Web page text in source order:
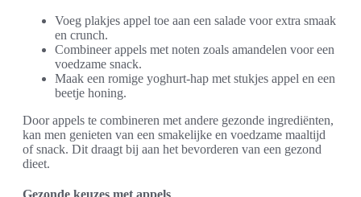
Voeg plakjes appel toe aan een salade voor extra smaak
en crunch.
Combineer appels met noten zoals amandelen voor een
voedzame snack.
Maak een romige yoghurt-hap met stukjes appel en een
beetje honing.
Door appels te combineren met andere gezonde ingrediënten,
kan men genieten van een smakelijke en voedzame maaltijd
of snack. Dit draagt bij aan het bevorderen van een gezond
dieet.